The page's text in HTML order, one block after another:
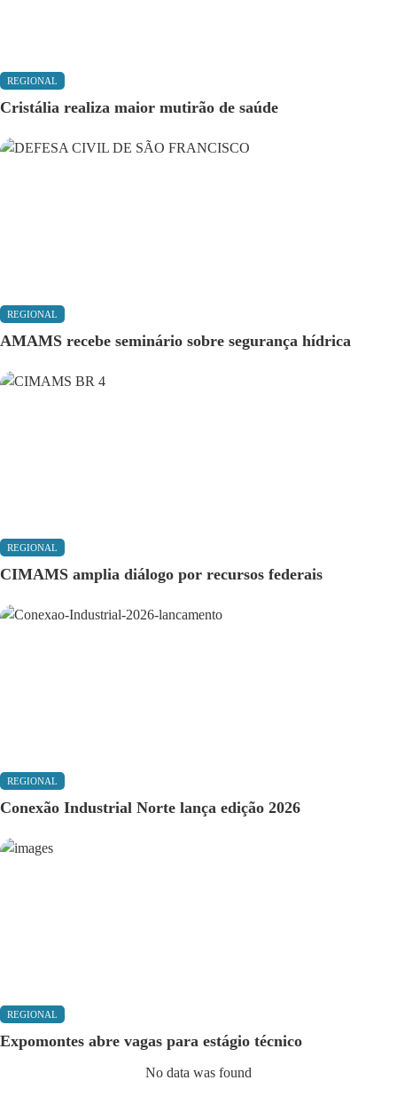
REGIONAL
Cristália realiza maior mutirão de saúde
REGIONAL
AMAMS recebe seminário sobre segurança hídrica
REGIONAL
CIMAMS amplia diálogo por recursos federais
REGIONAL
Conexão Industrial Norte lança edição 2026
REGIONAL
Expomontes abre vagas para estágio técnico
No data was found